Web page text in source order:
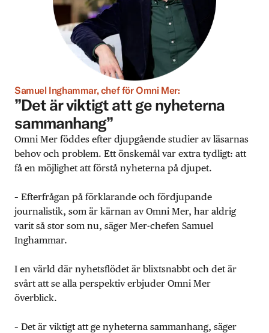
Samuel Inghammar, chef för Omni Mer:
”Det är viktigt att ge nyheterna
sammanhang”
Omni Mer föddes efter djupgående studier av läsarnas
behov och problem. Ett önskemål var extra tydligt: att
få en möjlighet att förstå nyheterna på djupet.
– Efterfrågan på förklarande och fördjupande
journalistik, som är kärnan av Omni Mer, har aldrig
varit så stor som nu, säger Mer-chefen Samuel
Inghammar.
I en värld där nyhetsflödet är blixtsnabbt och det är
svårt att se alla perspektiv erbjuder Omni Mer
överblick.
– Det är viktigt att ge nyheterna sammanhang, säger